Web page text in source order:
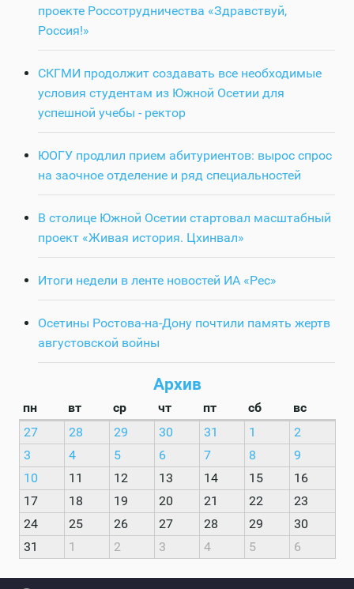
проекте Россотрудничества «Здравствуй,
Россия!»
СКГМИ продолжит создавать все необходимые
условия студентам из Южной Осетии для
успешной учебы - ректор
ЮОГУ продлил прием абитуриентов: вырос спрос
на заочное отделение и ряд специальностей
В столице Южной Осетии стартовал масштабный
проект «Живая история. Цхинвал»
Итоги недели в ленте новостей ИА «Рес»
Осетины Ростова-на-Дону почтили память жертв
августовской войны
Архив
пн вт ср чт пт сб
вс
27
28 29 30 31 1
2
3
4 5 6 7 8
9
10
11 12 13 14 15
16
17
18 19 20 21 22
23
24
25 26 27 28 29
30
31
1 2 3 4 5 6